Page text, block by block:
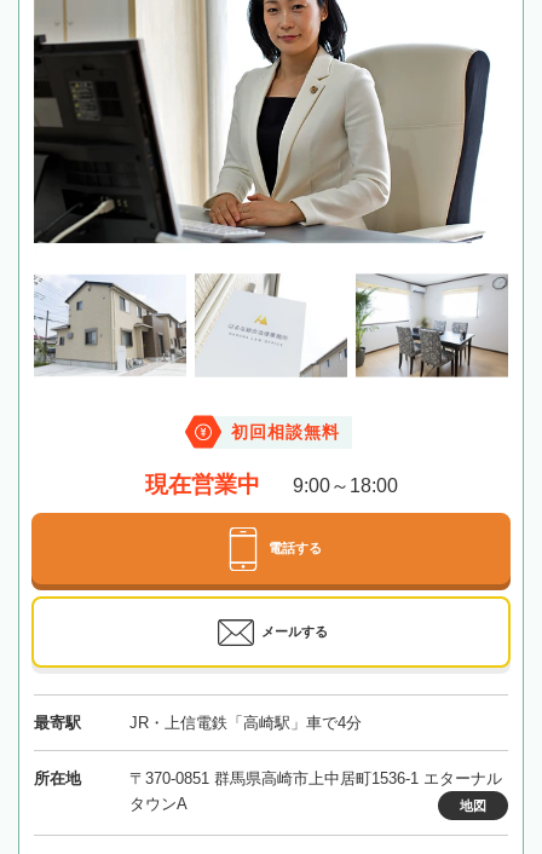
初回相談無料
現在営業中 9:00～18:00
電話する
メールする
最寄駅 JR・上信電鉄「高崎駅」車で4分
所在地
〒370-0851 群馬県高崎市上中居町1536-1 エターナル
タウンA
地図